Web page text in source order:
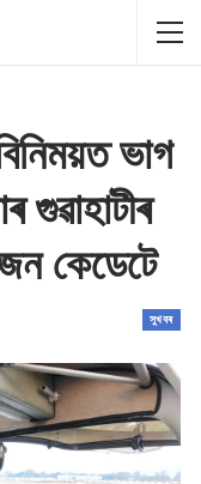
ভাগ
গুৱাহাটীৰ
কেডেটে
সুখবৰ